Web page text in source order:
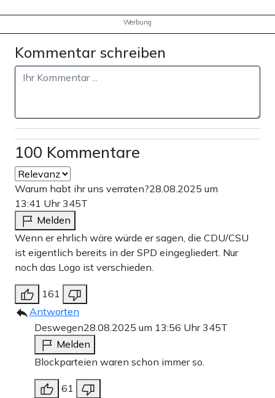
Werbung
Kommentar schreiben
100 Kommentare
Warum habt ihr uns verraten?28.08.2025 um
13:41 Uhr345T
Melden
Wenn er ehrlich wäre würde er sagen, die CDU/CSU
ist eigentlich bereits in der SPD eingegliedert. Nur
noch das Logo ist verschieden.
161
Antworten
Deswegen28.08.2025 um 13:56 Uhr345T
Melden
Blockparteien waren schon immer so.
61